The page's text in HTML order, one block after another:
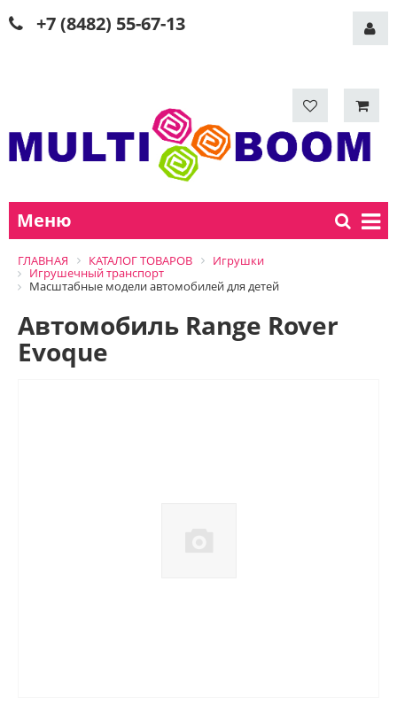
+7 (8482) 55-67-13
Меню
ГЛАВНАЯ КАТАЛОГ ТОВАРОВ
Игрушки
Игрушечный транспорт
Масштабные модели автомобилей для детей
Автомобиль Range Rover
Evoque